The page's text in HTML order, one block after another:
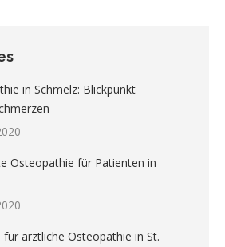
in Schmelz: Blickpunkt
Osteopathie für Patienten in
für ärztliche Osteopathie in St.